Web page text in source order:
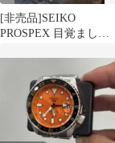
[非売品]SEIKO
PROSPEX 目覚まし時